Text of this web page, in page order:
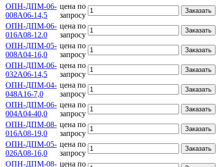
ОПН-ДПМ-06-
008А06-14,5
цена по
запросу
Заказать
ОПН-ДПМ-06-
016А08-12.0
цена по
запросу
Заказать
ОПН-ДПМ-05-
008А04-16,0
цена по
запросу
Заказать
ОПН-ДПМ-06-
032А06-14,5
цена по
запросу
Заказать
ОПН-ДПМ-04-
048А16-7,0
цена по
запросу
Заказать
ОПН-ДПМ-06-
004А04-40,0
цена по
запросу
Заказать
ОПН-ДПМ-08-
016А08-19,0
цена по
запросу
Заказать
ОПН-ДПМ-05-
026А08-16,0
цена по
запросу
Заказать
ОПН-ДПМ-08- цена по